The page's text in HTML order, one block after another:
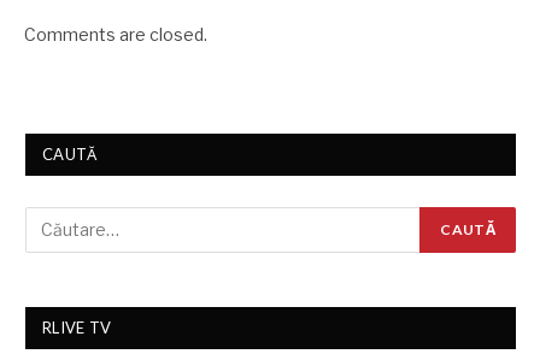
Comments are closed.
CAUTĂ
RLIVE TV